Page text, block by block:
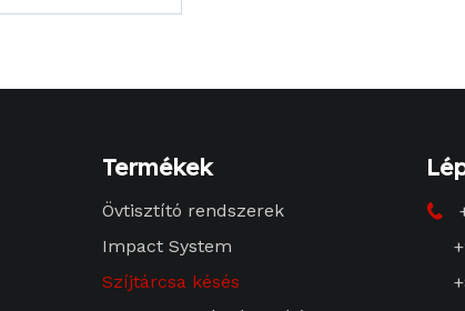
Termékek
Övtisztító rendszerek
Impact System
Szíjtárcsa késés

+1